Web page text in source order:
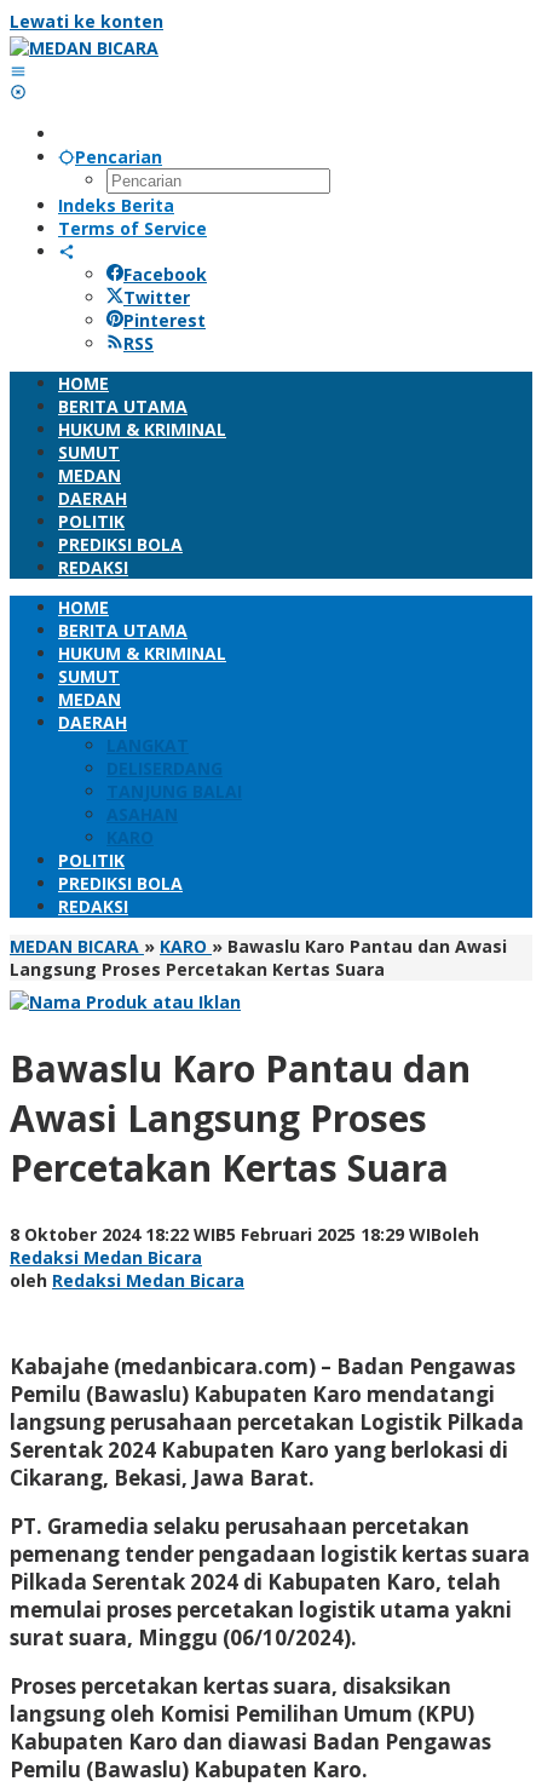
Lewati ke konten
Pencarian
Indeks Berita
Terms of Service
Facebook
Twitter
Pinterest
RSS
HOME
BERITA UTAMA
HUKUM & KRIMINAL
SUMUT
MEDAN
DAERAH
POLITIK
PREDIKSI BOLA
REDAKSI
HOME
BERITA UTAMA
HUKUM & KRIMINAL
SUMUT
MEDAN
DAERAH
LANGKAT
DELISERDANG
TANJUNG BALAI
ASAHAN
KARO
POLITIK
PREDIKSI BOLA
REDAKSI
MEDAN BICARA » KARO » Bawaslu Karo Pantau dan Awasi
Langsung Proses Percetakan Kertas Suara
Bawaslu Karo Pantau dan
Awasi Langsung Proses
Percetakan Kertas Suara
8 Oktober 2024 18:22 WIB5 Februari 2025 18:29 WIBoleh
Redaksi Medan Bicara
oleh Redaksi Medan Bicara
Kabajahe (medanbicara.com) – Badan Pengawas
Pemilu (Bawaslu) Kabupaten Karo mendatangi
langsung perusahaan percetakan Logistik Pilkada
Serentak 2024 Kabupaten Karo yang berlokasi di
Cikarang, Bekasi, Jawa Barat.
PT. Gramedia selaku perusahaan percetakan
pemenang tender pengadaan logistik kertas suara
Pilkada Serentak 2024 di Kabupaten Karo, telah
memulai proses percetakan logistik utama yakni
surat suara, Minggu (06/10/2024).
Proses percetakan kertas suara, disaksikan
langsung oleh Komisi Pemilihan Umum (KPU)
Kabupaten Karo dan diawasi Badan Pengawas
Pemilu (Bawaslu) Kabupaten Karo.